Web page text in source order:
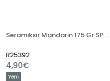
Seramiksir Mandarin 175 Gr SP 1492
R25392
4,90€
Yeni